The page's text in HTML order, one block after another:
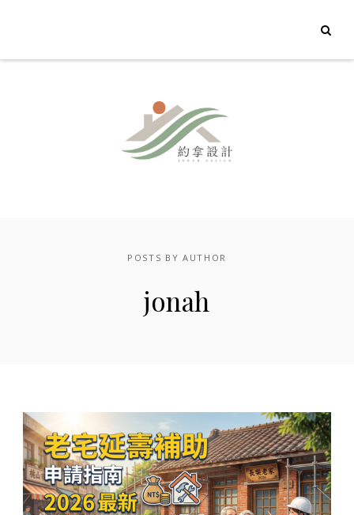
POSTS BY AUTHOR
jonah